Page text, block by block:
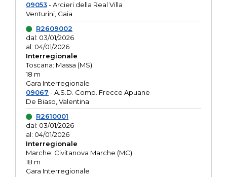
09053- Arcieri della Real Villa
Venturini, Gaia
R2609002
dal: 03/01/2026
al: 04/01/2026
Interregionale
Toscana: Massa (MS)
18 m
Gara Interregionale
09067 - A.S.D. Comp. Frecce Apuane
De Biaso, Valentina
R2610001
dal: 03/01/2026
al: 04/01/2026
Interregionale
Marche: Civitanova Marche (MC)
18 m
Gara Interregionale